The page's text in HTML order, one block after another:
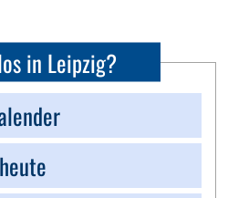
in Leipzig?
heute